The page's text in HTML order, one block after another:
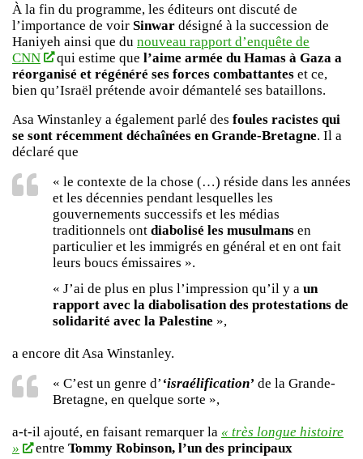
À la fin du programme, les éditeurs ont discuté de
l’importance de voir Sinwar désigné à la succession de
Haniyeh ainsi que du nouveau rapport d’enquête de
CNN
qui estime que l’aime armée du Hamas à Gaza a
réorganisé et régénéré ses forces combattantes et ce,
bien qu’Israël prétende avoir démantelé ses bataillons.
Asa Winstanley a également parlé des foules racistes qui
se sont récemment déchaînées en Grande-Bretagne. Il a
déclaré que
« le contexte de la chose (…) réside dans les années
et les décennies pendant lesquelles les
gouvernements successifs et les médias
traditionnels ont diabolisé les musulmans en
particulier et les immigrés en général et en ont fait
leurs boucs émissaires ».
« J’ai de plus en plus l’impression qu’il y a un
rapport avec la diabolisation des protestations de
solidarité avec la Palestine »,
a encore dit Asa Winstanley.
« C’est un genre d’ ‘israélification’ de la Grande-
Bretagne, en quelque sorte »,
a-t-il ajouté, en faisant remarquer la « très longue histoire
»
entre Tommy Robinson, l’un des principaux